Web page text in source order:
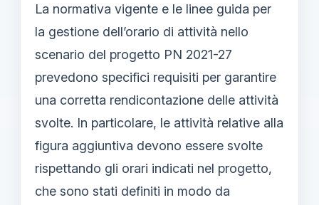
La normativa vigente e le linee guida per
la gestione dell’orario di attività nello
scenario del progetto PN 2021-27
prevedono specifici requisiti per garantire
una corretta rendicontazione delle attività
svolte. In particolare, le attività relative alla
figura aggiuntiva devono essere svolte
rispettando gli orari indicati nel progetto,
che sono stati definiti in modo da